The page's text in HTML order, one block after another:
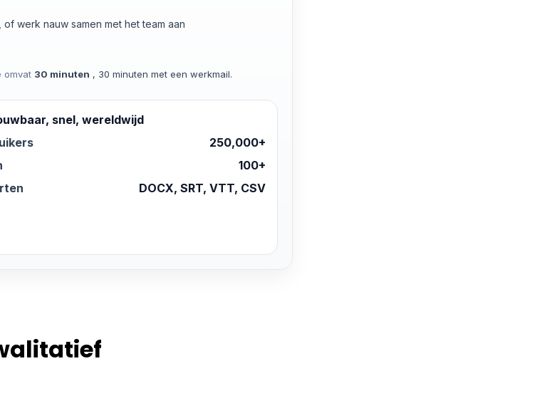
werk nauw samen met het team aan
omvat 30 minuten , 30 minuten met een werkmail.
snel, wereldwijd
250,000+
100+
DOCX, SRT, VTT, CSV